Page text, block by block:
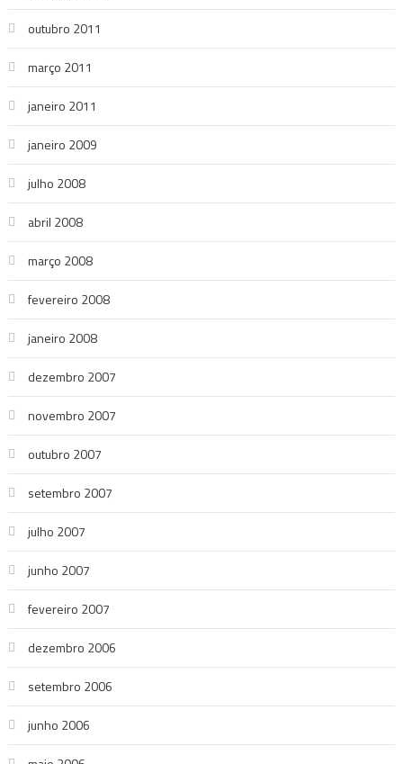
outubro 2011
março 2011
janeiro 2011
janeiro 2009
julho 2008
abril 2008
março 2008
fevereiro 2008
janeiro 2008
dezembro 2007
novembro 2007
outubro 2007
setembro 2007
julho 2007
junho 2007
fevereiro 2007
dezembro 2006
setembro 2006
junho 2006